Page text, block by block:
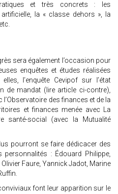
et très concrets : les
la « classe dehors », la
sera également l’occasion pour
enquêtes et études réalisées
l’enquête Cevipof sur l’état
de mandat (lire article ci-contre),
l’Observatoire des finances et de la
et finances menée avec La
santé-social (avec la Mutualité
pourront se faire dédicacer des
: Édouard Philippe,
Faure, Yannick Jadot, Marine
font leur apparition sur le